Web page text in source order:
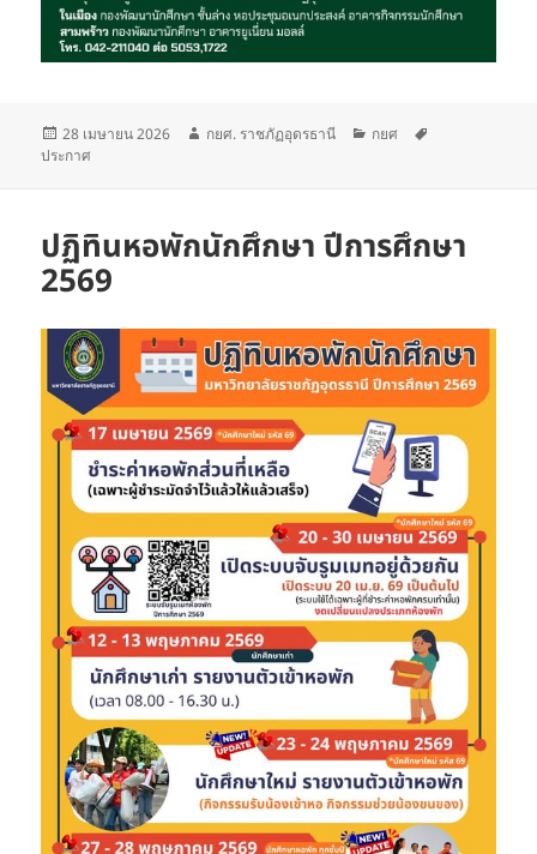
เขียน
เมื่อ
28 เมษายน 2026
ผู้
กยศ. ราชภัฏอุดรธานี
หมวด
กยศ
ประกาศ
ปฏิทินหอพักนักศึกษา ปีการศึกษา
2569